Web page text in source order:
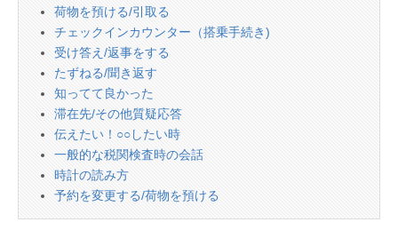
荷物を預ける/引取る
チェックインカウンター（搭乗手続き)
受け答え/返事をする
たずねる/聞き返す
知ってて良かった
滞在先/その他質疑応答
伝えたい！○○したい時
一般的な税関検査時の会話
時計の読み方
予約を変更する/荷物を預ける